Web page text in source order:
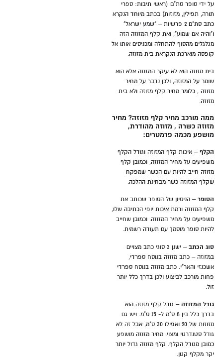
על ידי סופר סת"ם (ראשי תיבות: ספרי
תורה, תפילין, מזוזות) בכתב מיוחד הנקרא
כתב סת"ם 2 פרשיות – "שמע ישראל"
ו"והיה אם שמוע", ואת קלף המזוזה הזה
מגלגלים מהסוף להתחלה ומכניסים אותו אל
קופסה מוארכת הנקראת בית מזוזה.
בית מזוזה הוא לא עיקר המזוזה אלא הוא
שומר על המזוזה, ולכן נדבר על מחיר
מזוזה , כלומר מחיר קלף מזוזה ולא בית
מזוזה.
ממה מורכב מחיר קלף מזוזה? מחיר
מזוזה כשרה , מזוזה מהודרת,
מושפע מכמה פרמטרים:
הקלף– איכות קלף המזוזה וגודל הקלף
משפיעים על מחיר המזוזה, וכמובן קלף
מזוזה חייב להיות עם הכשר שמפקח
שקלף המזוזה כשר מבחינת ההלכה.
הסופר– הניסיון של הסופר שכותב את
קלף המזוזה ורמת איכות יופי הכתיבה שלו,
משפיעים על מחיר המזוזה. וכמובן שחייב
להיות סופר מוסמך עם תעודה רשמית.
סוג הכתב
– ישנן 3 סוגי כתב מצויים
במזוזה – כתב מזוזה בנוסח ספרדי,
אשכנזי והאר"י. כתב מזוזה בנוסח ספרדי
פחות מורכב לביצוע ולכן בדרך כלל יותר
זול.
גודל המזוזה– גודל קלף מזוזה הוא
בדרך כלל בין 8 ס"מ ל- 15 ס"מ. ויש גם
מזוזות של 20 ואפילו 30 ס"מ, אבל זה לא
גודל סטנדרטי ומצוי. מחיר מזוזה מושפע
כמובן מגודל הקלף. קלף מזוזה גדול יותר
יקר מקלף קטן.